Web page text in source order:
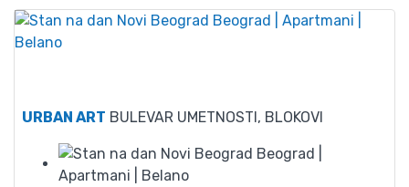
URBAN ART BULEVAR UMETNOSTI, BLOKOVI